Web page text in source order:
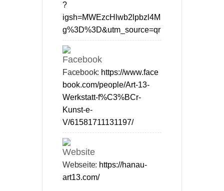
?
igsh=MWEzcHlwb2lpbzl4M
g%3D%3D&utm_source=qr
Facebook: https://www.face
book.com/people/Art-13-
Werkstatt-f%C3%BCr-
Kunst-e-
V/61581711131197/
Webseite: https://hanau-
art13.com/